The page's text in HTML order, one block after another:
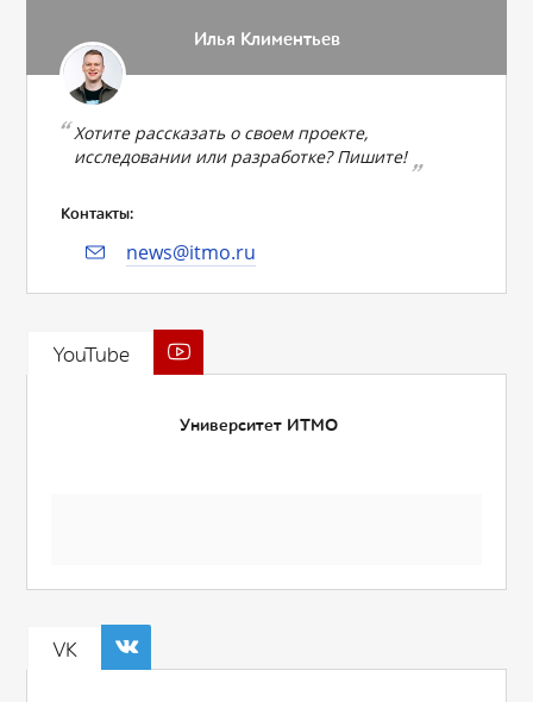
Илья Климентьев
Хотите рассказать о своем проекте,
исследовании или разработке? Пишите!
Контакты:
news@itmo.ru
YouTube
Университет ИТМО
VK